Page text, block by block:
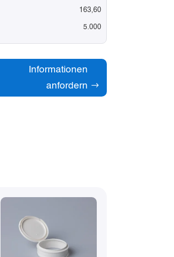
163,60
5.000
Informationen
anfordern